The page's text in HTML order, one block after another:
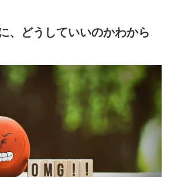
、どうしていいのかわから